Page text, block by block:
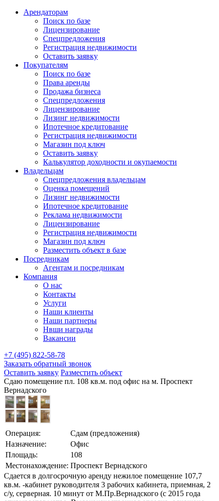
Арендаторам
Поиск по базе
Лицензирование
Спецпредложения
Регистрация недвижимости
Оставить заявку
Покупателям
Поиск по базе
Права аренды
Продажа бизнеса
Спецпредложения
Лицензирование
Лизинг недвижимости
Ипотечное кредитование
Регистрация недвижимости
Магазин под ключ
Оставить заявку
Калькулятор доходности и окупаемости
Владельцам
Спецпредложения владельцам
Оценка помещений
Лизинг недвижимости
Ипотечное кредитование
Реклама недвижимости
Лицензирование
Регистрация недвижимости
Магазин под ключ
Разместить объект в базе
Посредникам
Агентам и посредникам
Компания
О нас
Контакты
Услуги
Наши клиенты
Наши партнеры
Нвши награды
Вакансии
+7 (495) 822-58-78
Заказать обратный звонок
Оставить заявку Разместить объект
Сдаю помещение пл. 108 кв.м. под офис на м. Проспект
Вернадского
Операция:
Сдам (предложения)
Назначение:
Офис
Площадь:
108
Местонахождение: Проспект Вернадского
Сдается в долгосрочную аренду нежилое помещение 107,7
кв.м. -кабинет руководителя 3 рабочих кабинета, приемная, 2
с/у, серверная. 10 минут от М.Пр.Вернадского (с 2015 года